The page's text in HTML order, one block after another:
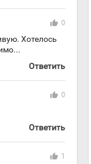
thumb_up 0
Хотелось
Ответить
thumb_up 0
Ответить
thumb_up 1